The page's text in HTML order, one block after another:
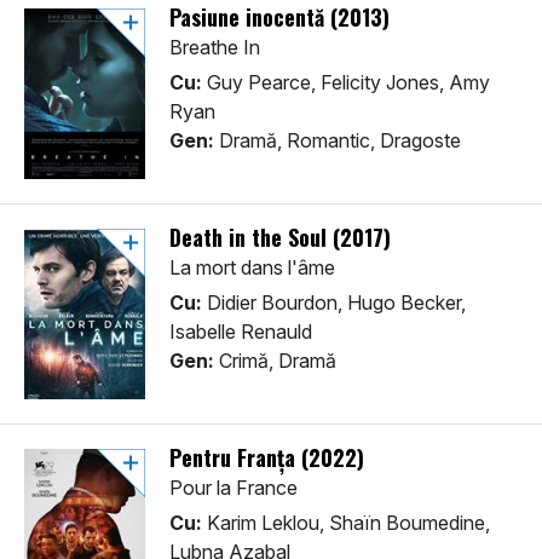
Pasiune inocentă (2013)
Breathe In
Cu: Guy Pearce, Felicity Jones, Amy
Ryan
Gen: Dramă, Romantic, Dragoste
Death in the Soul (2017)
La mort dans l'âme
Cu: Didier Bourdon, Hugo Becker,
Isabelle Renauld
Gen: Crimă, Dramă
Pentru Franța (2022)
Pour la France
Cu: Karim Leklou, Shaïn Boumedine,
Lubna Azabal